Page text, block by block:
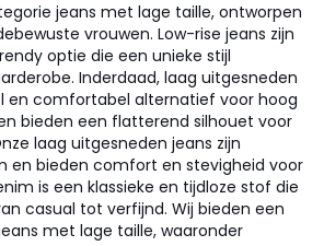
jeans met lage taille, ontworpen
vrouwen. Low-rise jeans zijn
optie die een unieke stijl
Inderdaad, laag uitgesneden
en comfortabel alternatief voor hoog
bieden een flatterend silhouet voor
laag uitgesneden jeans zijn
en bieden comfort en stevigheid voor
is een klassieke en tijdloze stof die
casual tot verfijnd. Wij bieden een
met lage taille, waaronder